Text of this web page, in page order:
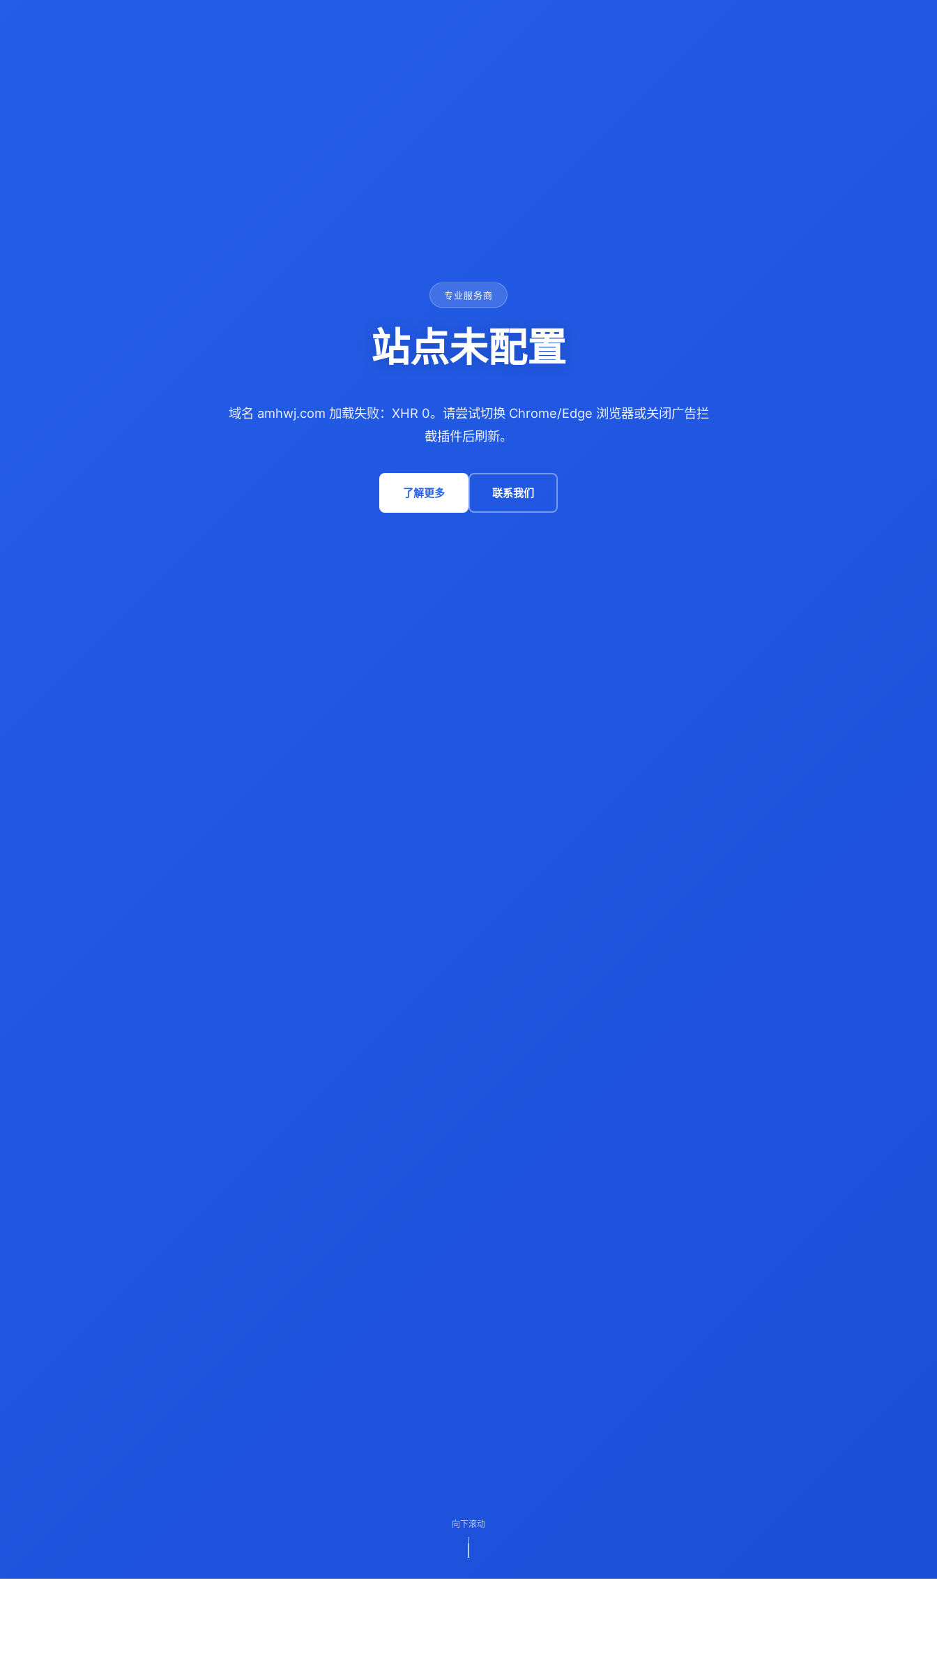
专业服务商
站点未配置
域名 amhwj.com 加载失败：XHR 0。请尝试切换 Chrome/Edge 浏览器或关闭广告拦
截插件后刷新。
了解更多 联系我们
向下滚动